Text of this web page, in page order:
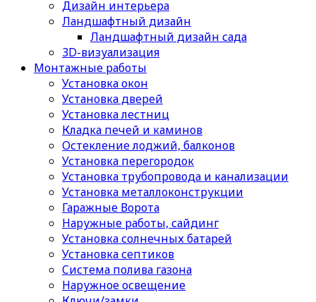
Дизайн интерьера
Ландшафтный дизайн
Ландшафтный дизайн сада
3D-визуализация
Монтажные работы
Установка окон
Установка дверей
Установка лестниц
Кладка печей и каминов
Остекление лоджий, балконов
Установка перегородок
Установка трубопровода и канализации
Установка металлоконструкции
Гаражные Ворота
Наружные работы, сайдинг
Установка солнечных батарей
Установка септиков
Cистема полива газона
Наружное освещение